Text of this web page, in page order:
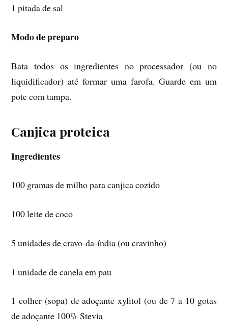
1 pitada de sal
Modo de preparo
Bata todos os ingredientes no processador (ou no
liquidificador) até formar uma farofa. Guarde em um
pote com tampa.
Canjica proteica
Ingredientes
100 gramas de milho para canjica cozido
100 leite de coco
5 unidades de cravo-da-índia (ou cravinho)
1 unidade de canela em pau
1 colher (sopa) de adoçante xylitol (ou de 7 a 10 gotas
de adoçante 100% Stevia